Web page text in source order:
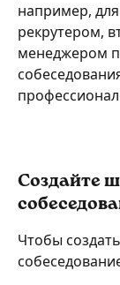
например,
рекрутером,
менеджером
Создайте
Чтобы